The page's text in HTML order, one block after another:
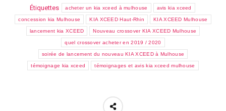
Étiquettes acheter un kia xceed à mulhouse avis kia xceed
concession kia Mulhouse KIA XCEED Haut-Rhin KIA XCEED Mulhouse
lancement kia XCEED Nouveau crossover KIA XCEED Mulhouse
quel crossover acheter en 2019 / 2020
soirée de lancement du nouveau KIA XCEED à Mulhouse
témoignage kia xceed témoignages et avis kia xceed mulhouse